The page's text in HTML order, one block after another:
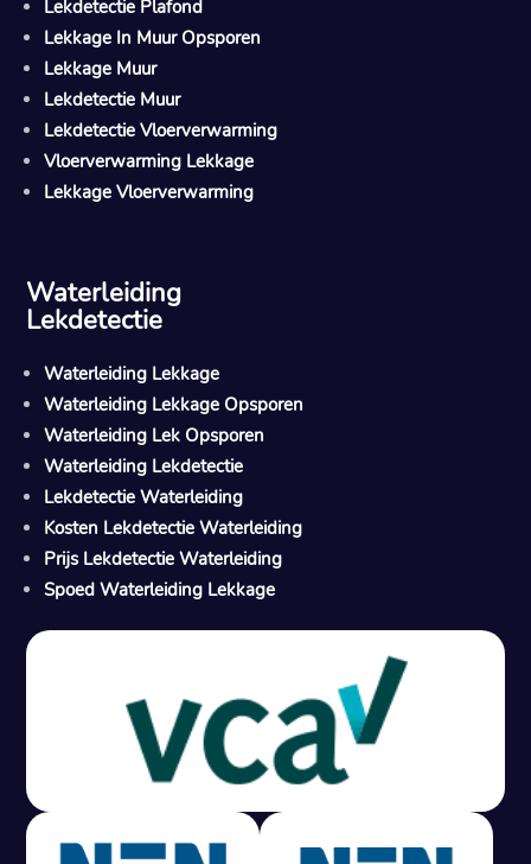
M
Gratis offerte in 24 uur
Geen lekkage? Geen betaling.
Lekdetectie Plafond
Lekkage In Muur Opsporen
Lekkage Muur
Lekdetectie Muur
Lekdetectie Vloerverwarming
Vloerverwarming Lekkage
Lekkage Vloerverwarming
Waterleiding
Lekdetectie
Waterleiding Lekkage
Waterleiding Lekkage Opsporen
Waterleiding Lek Opsporen
Waterleiding Lekdetectie
Lekdetectie Waterleiding
Kosten Lekdetectie Waterleiding
Prijs Lekdetectie Waterleiding
Spoed Waterleiding Lekkage